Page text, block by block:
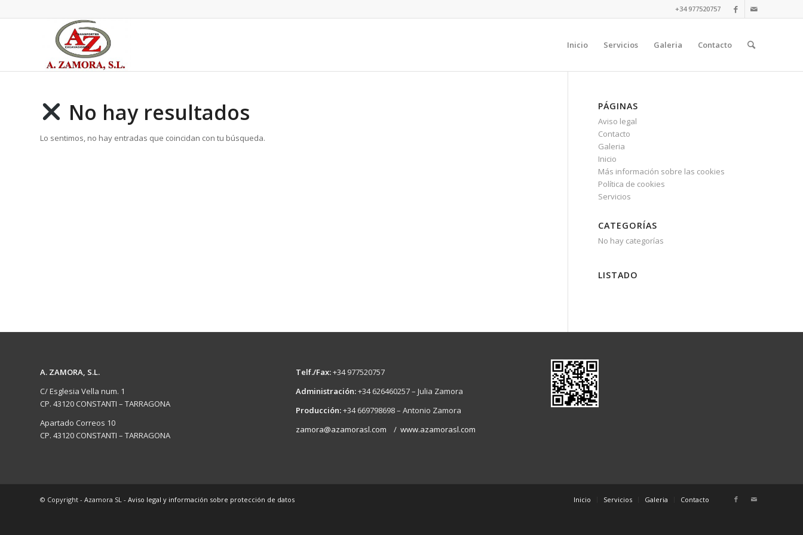
+34 977520757
Inicio Servicios Galeria Contacto
No hay resultados
Lo sentimos, no hay entradas que coincidan con tu búsqueda.
PÁGINAS
Aviso legal
Contacto
Galeria
Inicio
Más información sobre las cookies
Política de cookies
Servicios
CATEGORÍAS
No hay categorías
LISTADO
A. ZAMORA, S.L.
C/ Esglesia Vella num. 1
CP. 43120 CONSTANTI – TARRAGONA
Apartado Correos 10
CP. 43120 CONSTANTI – TARRAGONA
Telf./Fax:+34 977520757
Administración:+34 626460257 – Julia Zamora
Producción:+34 669798698 – Antonio Zamora
zamora@azamorasl.com / www.azamorasl.com
© Copyright - Azamora SL - Aviso legal y información sobre protección de datos Inicio Servicios Galeria Contacto